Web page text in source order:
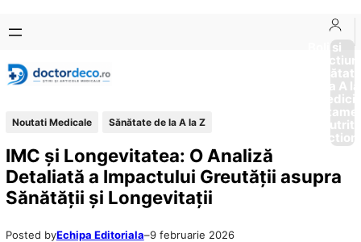
conținut
content
Boli si
Afectiuni
Sănătate
de la A
Noutati Medicale Sănătate de la A la Z
IMC și Longevitatea: O Analiză
Detaliată a Impactului Greutății asupra
Sănătății și Longevitații
Posted byEchipa Editoriala–9 februarie 2026